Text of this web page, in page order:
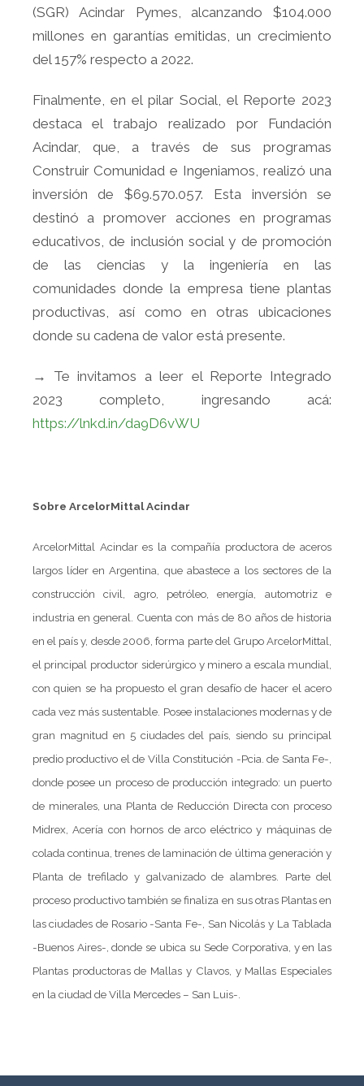
(SGR) Acindar Pymes, alcanzando $104.000
millones en garantías emitidas, un crecimiento
del 157% respecto a 2022.
Finalmente, en el pilar Social, el Reporte 2023
destaca el trabajo realizado por Fundación
Acindar, que, a través de sus programas
Construir Comunidad e Ingeniamos, realizó una
inversión de $69.570.057. Esta inversión se
destinó a promover acciones en programas
educativos, de inclusión social y de promoción
de las ciencias y la ingeniería en las
comunidades donde la empresa tiene plantas
productivas, así como en otras ubicaciones
donde su cadena de valor está presente.
→ Te invitamos a leer el Reporte Integrado
2023 completo, ingresando acá:
https://lnkd.in/da9D6vWU
Sobre ArcelorMittal Acindar
ArcelorMittal Acindar es la compañía productora de aceros
largos líder en Argentina, que abastece a los sectores de la
construcción civil, agro, petróleo, energía, automotriz e
industria en general. Cuenta con más de 80 años de historia
en el país y, desde 2006, forma parte del Grupo ArcelorMittal,
el principal productor siderúrgico y minero a escala mundial,
con quien se ha propuesto el gran desafío de hacer el acero
cada vez más sustentable. Posee instalaciones modernas y de
gran magnitud en 5 ciudades del país, siendo su principal
predio productivo el de Villa Constitución -Pcia. de Santa Fe-,
donde posee un proceso de producción integrado: un puerto
de minerales, una Planta de Reducción Directa con proceso
Midrex, Acería con hornos de arco eléctrico y máquinas de
colada continua, trenes de laminación de última generación y
Planta de trefilado y galvanizado de alambres. Parte del
proceso productivo también se finaliza en sus otras Plantas en
las ciudades de Rosario -Santa Fe-, San Nicolás y La Tablada
-Buenos Aires-, donde se ubica su Sede Corporativa, y en las
Plantas productoras de Mallas y Clavos, y Mallas Especiales
en la ciudad de Villa Mercedes – San Luis-.